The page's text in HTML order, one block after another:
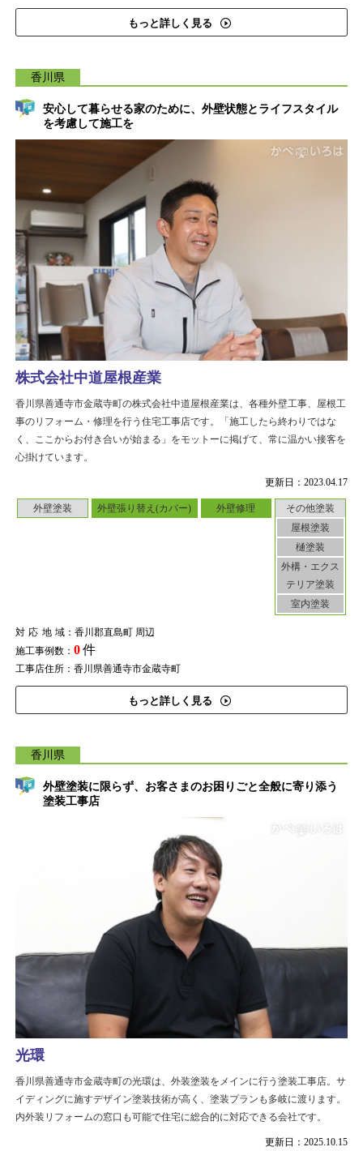
もっと詳しく見る
香川県
安心して暮らせる家のために、外壁状態とライフスタイル
を考慮して施工を
更新日：2023.04.17
外壁塗装 外壁張り替え(カバー) 外壁修理
その他塗装
屋根塗装
樋塗装
外構・エクス
テリア塗装
室内塗装
対応地域：香川郡直島町 周辺
施工事例数： 0件
工事店住所：香川県善通寺市金蔵寺町
もっと詳しく見る
株式会社中道屋根産業
香川県善通寺市金蔵寺町の株式会社中道屋根産業は、各種外壁工事、屋根工
事のリフォーム・修理を行う住宅工事店です。「施工したら終わりではな
く、ここからお付き合いが始まる」をモットーに掲げて、常に温かい接客を
心掛けています。
香川県
外壁塗装に限らず、お客さまのお困りごと全般に寄り添う
塗装工事店
更新日：2025.10.15
光環
香川県善通寺市金蔵寺町の光環は、外装塗装をメインに行う塗装工事店。サ
イディングに施すデザイン塗装技術が高く、塗装プランも多岐に渡ります。
内外装リフォームの窓口も可能で住宅に総合的に対応できる会社です。